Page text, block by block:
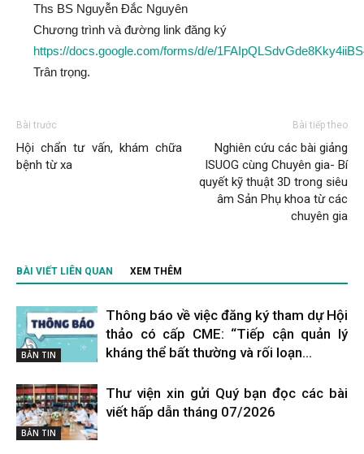
Ths BS Nguyễn Đắc Nguyên
Chương trình và đường link đăng ký
https://docs.google.com/forms/d/e/
Trân trọng.
Bài trước
Hội chẩn tư vấn, khám chữa
bệnh từ xa
Bài tiếp theo
Nghiên cứu các bài giảng
ISUOG cùng Chuyên gia- Bí
quyết kỹ thuật 3D trong siêu
âm Sản Phụ khoa từ các
chuyên gia
BÀI VIẾT LIÊN QUAN XEM THÊM
BẢN TIN
Thông báo về việc đăng ký tham dự Hội
thảo có cấp CME: “Tiếp cận quản lý
kháng thể bất thường và rối loạn...
BẢN TIN
Thư viện xin gửi Quý bạn đọc các bài
viết hấp dẫn tháng 07/2026